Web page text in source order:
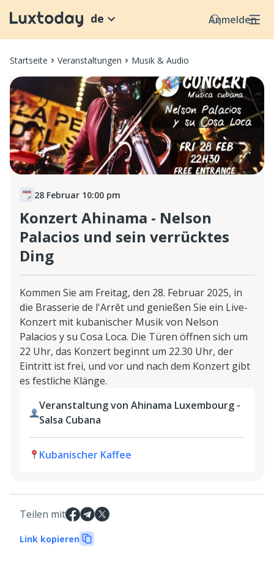
Anmelden
de
Startseite Veranstaltungen Musik & Audio
28 Februar 10:00 pm
Konzert Ahinama - Nelson
Palacios und sein verrücktes
Ding
Kommen Sie am Freitag, den 28. Februar 2025, in
die Brasserie de l'Arrêt und genießen Sie ein Live-
Konzert mit kubanischer Musik von Nelson
Palacios y su Cosa Loca. Die Türen öffnen sich um
22 Uhr, das Konzert beginnt um 22.30 Uhr, der
Eintritt ist frei, und vor und nach dem Konzert gibt
es festliche Klänge.
Veranstaltung von Ahinama Luxembourg -
Salsa Cubana
Kubanischer Kaffee
Teilen mit
Link kopieren